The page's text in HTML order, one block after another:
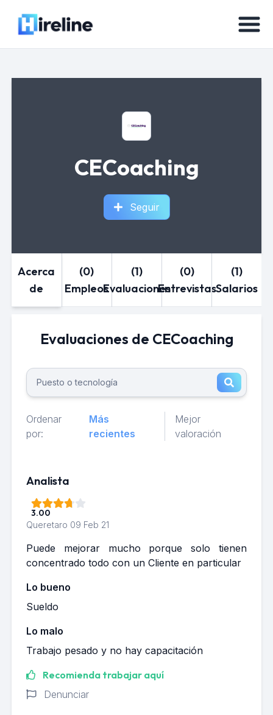
CECoaching
Seguir
Acerca
de
(0)
Empleos
(1)
Evaluaciones
(0)
Entrevistas
(1)
Salarios
Evaluaciones de CECoaching
Ordenar
por:
Más
recientes
Mejor
valoración
Analista
3.00
Queretaro 09 Feb 21
Puede mejorar mucho porque solo tienen
concentrado todo con un Cliente en particular
Lo bueno
Sueldo
Lo malo
Trabajo pesado y no hay capacitación
Recomienda trabajar aquí
Denunciar